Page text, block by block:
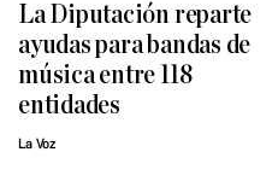
La Diputación reparte
ayudas para bandas de
música entre 118
entidades
La Voz